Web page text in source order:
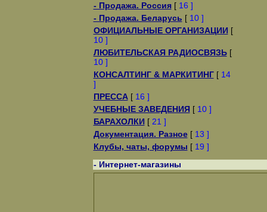
- Продажа. Россия[ 16 ]
- Продажа. Беларусь [ 10 ]
ОФИЦИАЛЬНЫЕ ОРГАНИЗАЦИИ [
10 ]
ЛЮБИТЕЛЬСКАЯ РАДИОСВЯЗЬ[
10 ]
КОНСАЛТИНГ & МАРКИТИНГ[ 14
]
ПРЕССА[ 16 ]
УЧЕБНЫЕ ЗАВЕДЕНИЯ [ 10 ]
БАРАХОЛКИ [ 21 ]
Документация. Разное[ 13 ]
Клубы, чаты, форумы [ 19 ]
- Интернет-магазины